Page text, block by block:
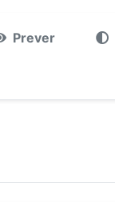
Prever